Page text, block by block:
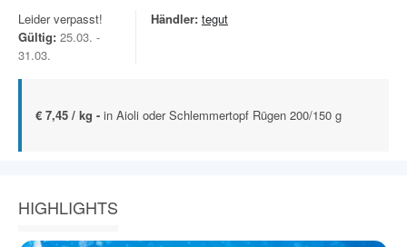
Leider verpasst!
Gültig: 25.03. -
31.03.
Händler: tegut
€ 7,45 / kg - in Aioli oder Schlemmertopf Rügen 200/150 g
HIGHLIGHTS